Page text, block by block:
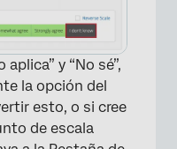
y “No sé”,
la opción del
esto, o si cree
de escala